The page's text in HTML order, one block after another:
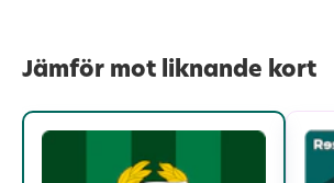
Jämför mot liknande kort